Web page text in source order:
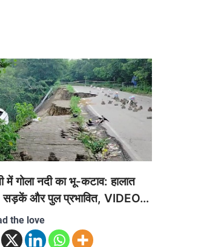
में गोला नदी का भू-कटाव: हालात
सड़कें और पुल प्रभावित, VIDEO…
the love